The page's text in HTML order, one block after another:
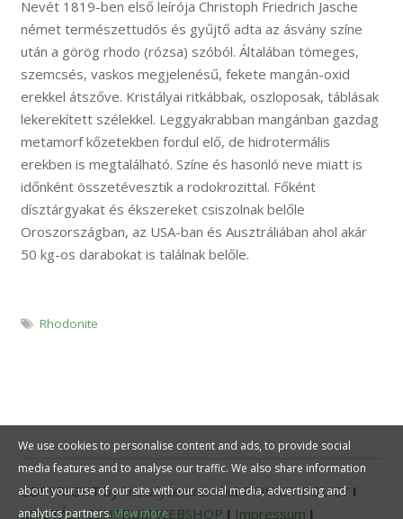
Nevét 1819-ben első leírója Christoph Friedrich Jasche
német természettudós és gyűjtő adta az ásvány színe
után a görög rhodo (rózsa) szóból. Általában tömeges,
szemcsés, vaskos megjelenésű, fekete mangán-oxid
erekkel átszőve. Kristályai ritkábbak, oszloposak, táblásak
lekerekített szélekkel. Leggyakrabban mangánban gazdag
metamorf kőzetekben fordul elő, de hidrotermális
erekben is megtalálható. Színe és hasonló neve miatt is
időnként összetévesztik a rodokrozittal. Főként
dísztárgyakat és ékszereket csiszolnak belőle
Oroszországban, az USA-ban és Ausztráliában ahol akár
50 kg-os darabokat is találnak belőle.
Rhodonite
COPYRIGHT bykristalycentrum.huI PRIVACY POLICY I
KRISTÁLY CENTRUM WEBSHOP I Impressum I
We use cookies to personalise content and ads, to provide social
media features and to analyse our traffic. We also share information
about your use of our site with our social media, advertising and
analytics partners.View more